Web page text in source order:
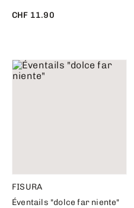
CHF 11.90
FISURA
Éventails "dolce far niente"